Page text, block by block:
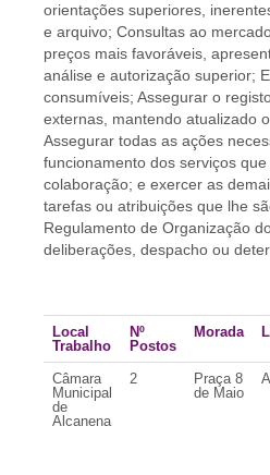
orientações superiores,
e arquivo; Consultas ao
preços mais favoráveis,
análise e autorização superior;
consumíveis; Assegurar o
externas, mantendo atualizado
Assegurar todas as ações
funcionamento dos serviços
colaboração; e exercer as
tarefas ou atribuições que lhe
Regulamento de Organização
deliberações, despacho ou
Local
Trabalho
Nº
Postos
Morada
Câmara
Municipal
de
Alcanena
2
Praça 8
de Maio